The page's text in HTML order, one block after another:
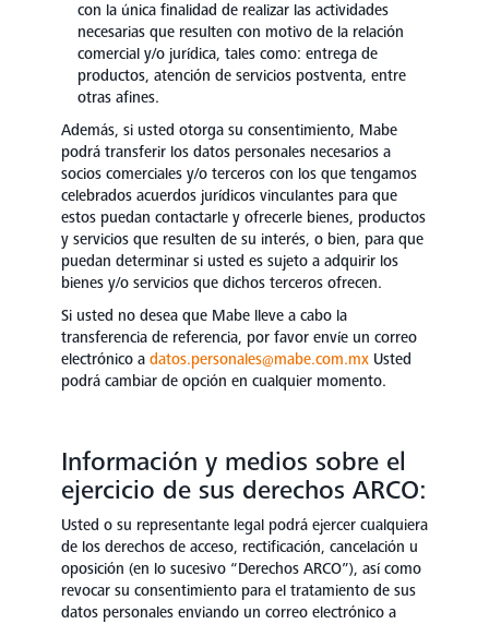
con la única finalidad de realizar las actividades
necesarias que resulten con motivo de la relación
comercial y/o jurídica, tales como: entrega de
productos, atención de servicios postventa, entre
otras afines.
Además, si usted otorga su consentimiento, Mabe
podrá transferir los datos personales necesarios a
socios comerciales y/o terceros con los que tengamos
celebrados acuerdos jurídicos vinculantes para que
estos puedan contactarle y ofrecerle bienes, productos
y servicios que resulten de su interés, o bien, para que
puedan determinar si usted es sujeto a adquirir los
bienes y/o servicios que dichos terceros ofrecen.
Si usted no desea que Mabe lleve a cabo la
transferencia de referencia, por favor envíe un correo
electrónico a datos.personales@mabe.com.mx Usted
podrá cambiar de opción en cualquier momento.
Información y medios sobre el
ejercicio de sus derechos ARCO:
Usted o su representante legal podrá ejercer cualquiera
de los derechos de acceso, rectificación, cancelación u
oposición (en lo sucesivo “Derechos ARCO”), así como
revocar su consentimiento para el tratamiento de sus
datos personales enviando un correo electrónico a